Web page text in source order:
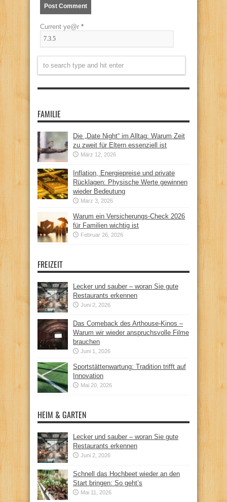
Current ye@r *
FAMILIE
Die „Date Night“ im Alltag: Warum Zeit
zu zweit für Eltern essenziell ist
März 12, 2026
Inflation, Energiepreise und private
Rücklagen: Physische Werte gewinnen
wieder Bedeutung
März 3, 2026
Warum ein Versicherungs-Check 2026
für Familien wichtig ist
Februar 26, 2026
FREIZEIT
Lecker und sauber – woran Sie gute
Restaurants erkennen
Juni 2, 2026
Das Comeback des Arthouse-Kinos –
Warum wir wieder anspruchsvolle Filme
brauchen
Juni 1, 2026
Sportstättenwartung: Tradition trifft auf
Innovation
Mai 20, 2026
HEIM & GARTEN
Lecker und sauber – woran Sie gute
Restaurants erkennen
Juni 2, 2026
Schnell das Hochbeet wieder an den
Start bringen: So geht’s
Mai 11, 2026